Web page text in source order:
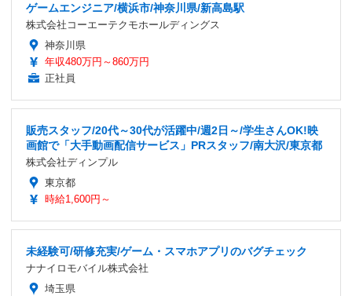
ゲームエンジニア/横浜市/神奈川県/新高島駅
株式会社コーエーテクモホールディングス
神奈川県
年収480万円～860万円
正社員
販売スタッフ/20代～30代が活躍中/週2日～/学生さんOK!映
画館で「大手動画配信サービス」PRスタッフ/南大沢/東京都
株式会社ディンプル
東京都
時給1,600円～
未経験可/研修充実/ゲーム・スマホアプリのバグチェック
ナナイロモバイル株式会社
埼玉県